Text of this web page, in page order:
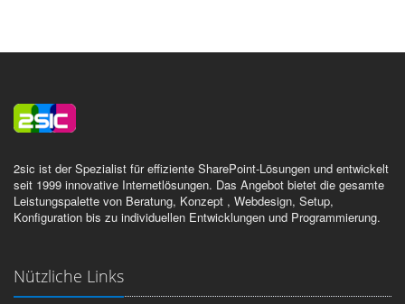
2sic ist der Spezialist für effiziente SharePoint-Lösungen und entwickelt
seit 1999 innovative Internetlösungen. Das Angebot bietet die gesamte
Leistungspalette von Beratung, Konzept , Webdesign, Setup,
Konfiguration bis zu individuellen Entwicklungen und Programmierung.
Nützliche Links